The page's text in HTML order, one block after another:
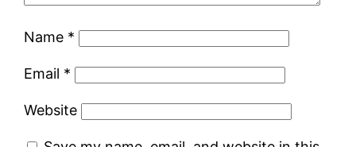
Name *
Email *
Website